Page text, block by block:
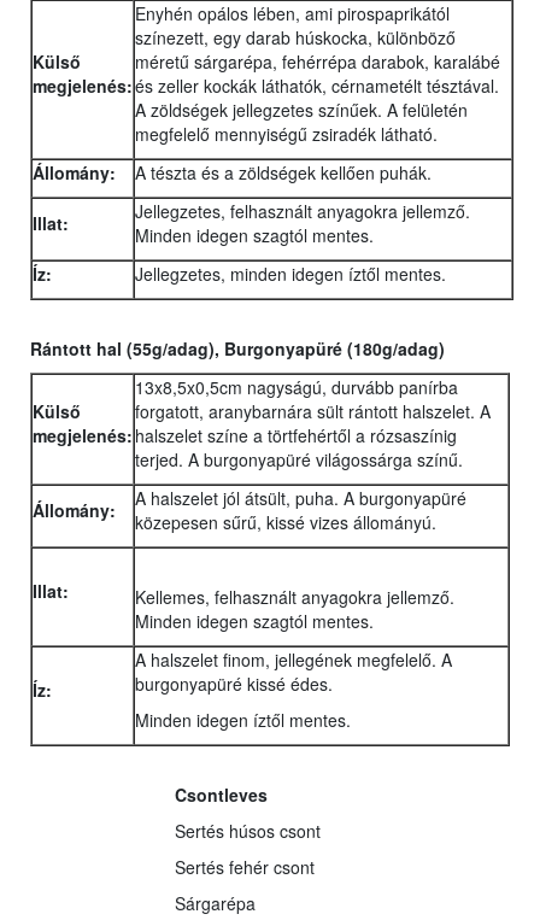
Külső
megjelenés:
Enyhén opálos lében, ami pirospaprikától
színezett, egy darab húskocka, különböző
méretű sárgarépa, fehérrépa darabok, karalábé
és zeller kockák láthatók, cérnametélt tésztával.
A zöldségek jellegzetes színűek. A felületén
megfelelő mennyiségű zsiradék látható.
Állomány:
A tészta és a zöldségek kellően puhák.
Illat:
Jellegzetes, felhasznált anyagokra jellemző.
Minden idegen szagtól mentes.
Íz:
Jellegzetes, minden idegen íztől mentes.
Rántott hal (55g/adag), Burgonyapüré (180g/adag)
Külső
megjelenés:
13x8,5x0,5cm nagyságú, durvább panírba
forgatott, aranybarnára sült rántott halszelet. A
halszelet színe a törtfehértől a rózsaszínig
terjed. A burgonyapüré világossárga színű.
Állomány:
A halszelet jól átsült, puha. A burgonyapüré
közepesen sűrű, kissé vizes állományú.
Illat:
Kellemes, felhasznált anyagokra jellemző.
Minden idegen szagtól mentes.
Íz:
A halszelet finom, jellegének megfelelő. A
burgonyapüré kissé édes.
Minden idegen íztől mentes.
Csontleves
Sertés húsos csont
Sertés fehér csont
Sárgarépa